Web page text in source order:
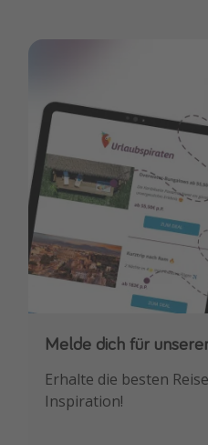
Melde dich für
Erhalte die besten
Inspiration!
Downloade unsere
Buche die besten
Erstes.